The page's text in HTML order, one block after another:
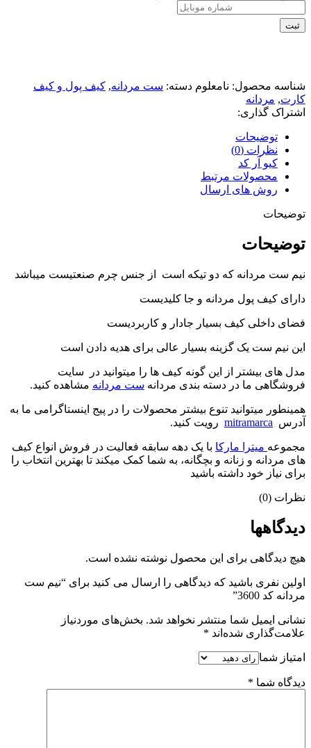
ثبت
شناسه محصول: نامعلوم دسته: ست مردانه, کیف پول و کیف
کارت, مردانه
اشتراک گذاری:
توضیحات
نظرات (0)
کیو آر کد
محصولات مرتبط
روش های ارسال
توضیحات
توضیحات
نیم ست مردانه که دو تیکه است از جنس چرم صنعتیست میباشد
دارای کیف پول مردانه و جا کلیدیست
فضای داخلی کیف بسیار جادار و کاربردیست
این نیم ست یک گزینه بسیار عالی برای هدیه دادن است
مدل های بیشتر از این گونه کیف ها را میتوانید در سایت
فروشگاهی ما در دسته بندی مردانه ست مردانه مشاهده کنید.
همینطور میتوانید تنوع بیشتر محصولات را در پیج اینستاگرامی ما به
آدرس mitramarca رویت کنید.
مجموعه میترا مارکا با یک دهه سابقه فعالیت در فروش انواع کیف
های مردانه و زنانه و بچگانه، به شما کمک میکند تا بهترین انتخاب را
برای نیاز خود داشته باشید
نظرات (0)
دیدگاهها
هیچ دیدگاهی برای این محصول نوشته نشده است.
اولین نفری باشید که دیدگاهی را ارسال می کنید برای “نیم ست
مردانه کد 3600”
نشانی ایمیل شما منتشر نخواهد شد. بخش‌های موردنیاز
علامت‌گذاری شده‌اند *
امتیاز شما
دیدگاه شما *